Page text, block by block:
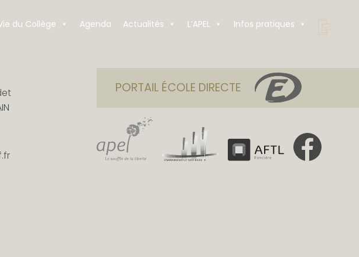
du Collège Agenda Actualités L’APEL Infos pratiques
PORTAIL ÉCOLE DIRECTE